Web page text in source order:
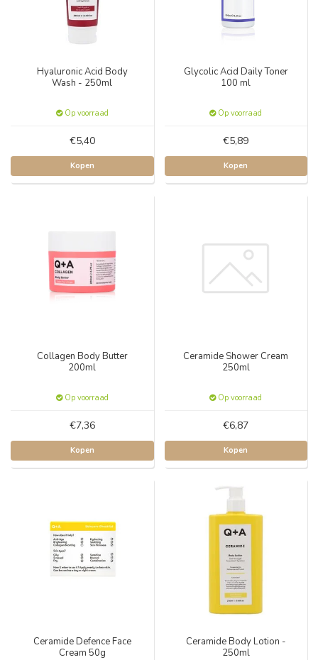
Hyaluronic Acid Body
Wash - 250ml
Op voorraad
€5,40
Kopen
Glycolic Acid Daily Toner
100 ml
Op voorraad
€5,89
Kopen
Collagen Body Butter
200ml
Op voorraad
€7,36
Kopen
Ceramide Shower Cream
250ml
Op voorraad
€6,87
Kopen
Ceramide Defence Face
Cream 50g
Ceramide Body Lotion -
250ml